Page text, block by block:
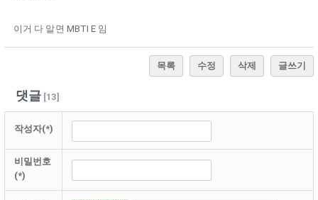
이거 다 알면 MBTI E 임
목록 수정 삭제 글쓰기
댓글[13]
작성자(*)
비밀번호
(*)